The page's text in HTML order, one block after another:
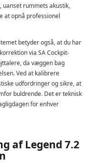
uanset rummets akustik,
at opnå professionel
betyder også, at du har
via SA Cockpit-
da væggen bag
Ved at kalibrere
udfordringer og sikre, at
buldrende. Det er teknisk
for enhver
af Legend 7.2